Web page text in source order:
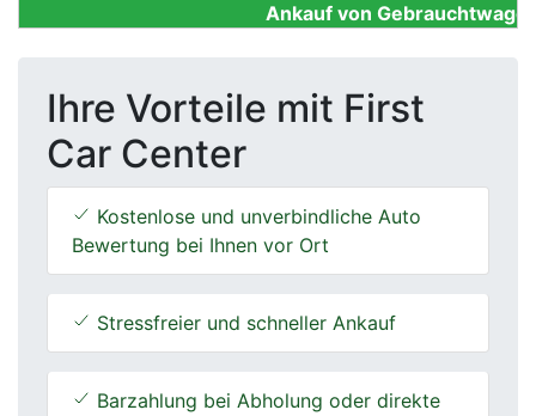
Ankauf von
Ihre Vorteile mit First
Car Center
Kostenlose und unverbindliche Auto
Bewertung bei Ihnen vor Ort
Stressfreier und schneller Ankauf
Barzahlung bei Abholung oder direkte